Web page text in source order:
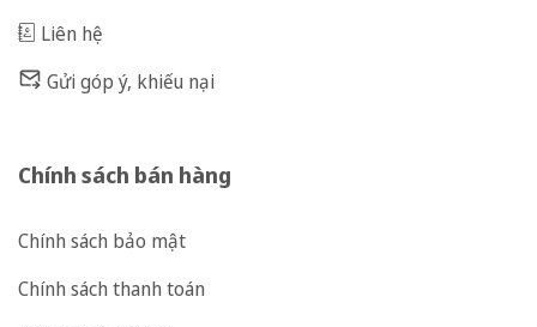
Liên hệ
Gửi góp ý, khiếu nại
Chính sách bán hàng
Chính sách bảo mật
Chính sách thanh toán